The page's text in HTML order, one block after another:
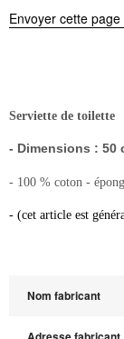
Envoyer cette
Serviette de toilette
- Dimensions : 50
- 100 % coton -
- (cet article est
Nom fabricant